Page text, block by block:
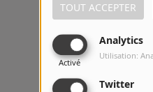
TOUT ACCEPTER
Analytics
Activé
Utilisation:
Twitter
10